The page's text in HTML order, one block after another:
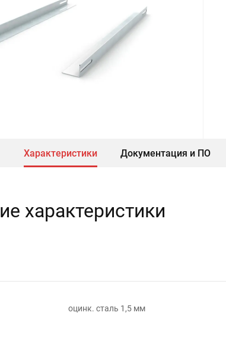
Характеристики Документация и ПО
характеристики
оцинк. сталь 1,5 мм